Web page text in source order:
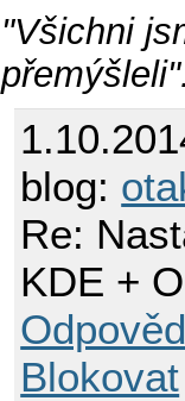
"Všichni
blog:
Re:
KDE +
Blokovat